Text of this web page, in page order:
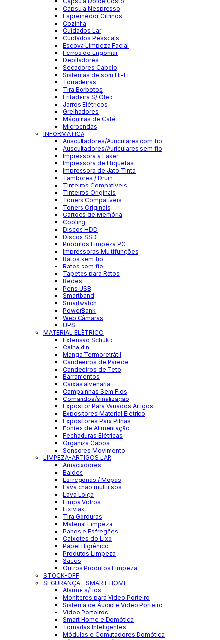
Cápsula Nespresso
Espremedor Citrinos
Cozinha
Cuidados Lar
Cuidados Pessoais
Escova Limpeza Facial
Ferros de Engomar
Depiladores
Secadores Cabelo
Sistemas de som Hi-Fi
Torradeiras
Tira Borbotos
Fritadeira S/ Óleo
Jarros Elétricos
Grelhadores
Máquinas de Café
Microondas
INFORMÁTICA
Auscultadores/Auriculares com fio
Auscultadores/Auriculares sem fio
Impressora a Laser
Impressora de Etiquetas
Impressora de Jato Tinta
Tambores / Drum
Tinteiros Compatíveis
Tinteiros Originais
Toners Compatíveis
Toners Originais
Cartões de Memória
Cooling
Discos HDD
Discos SSD
Produtos Limpeza PC
Impressoras Multifunções
Ratos sem fio
Ratos com fio
Tapetes para Ratos
Redes
Pens USB
Smartband
Smartwatch
PowerBank
Web Câmaras
UPS
MATERIAL ELÉTRICO
Extensão Schuko
Calha din
Manga Termoretrátil
Candeeiros de Parede
Candeeiros de Teto
Barramentos
Caixas alvenaria
Campainhas Sem Fios
Comandos/sinalização
Expositor Para Variados Artigos
Expositores Material Elétrico
Expositores Para Pilhas
Fontes de Alimentação
Fechaduras Elétricas
Organiza Cabos
Sensores Movimento
LIMPEZA-ARTIGOS LAR
Amaciadores
Baldes
Esfregonas / Mopas
Lava chão multiusos
Lava Loiça
Limpa Vidros
Lixívias
Tira Gorduras
Material Limpeza
Panos e Esfregões
Caixotes do Lixo
Papel Higiénico
Produtos Limpeza
Sacos
Outros Produtos Limpeza
STOCK-OFF
SEGURANÇA – SMART HOME
Alarme s/fios
Monitores para Video Porteiro
Sistema de Áudio e Video Porteiro
Video Porteiros
Smart Home e Domótica
Tomadas Inteligentes
Módulos e Comutadores Domótica